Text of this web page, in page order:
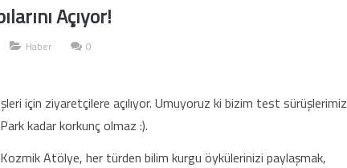
Açıyor!
Haber 0
için ziyaretçilere açılıyor. Umuyoruz ki bizim test sürüşlerimiz
kadar korkunç olmaz :).
Atölye, her türden bilim kurgu öykülerinizi paylaşmak,